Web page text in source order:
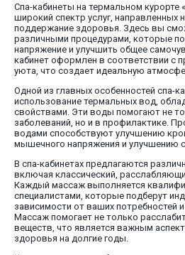
Спа-кабинеты на термальном курорте
широкий спектр услуг, направленных
поддержание здоровья. Здесь вы
различными процедурами, которые
напряжение и улучшить общее
кабинет оформлен в соответствии с
уюта, что создает идеальную
Одной из главных особенностей спа-
использование термальных вод,
свойствами. Эти воды помогают не
заболеваний, но и в профилактике.
водами способствуют улучшению
мышечного напряжения и улучшению
В спа-кабинетах предлагаются
включая классический,
Каждый массаж выполняется
специалистами, которые подберут
зависимости от ваших потребностей
Массаж помогает не только
веществ, что является важным
здоровья на долгие годы.